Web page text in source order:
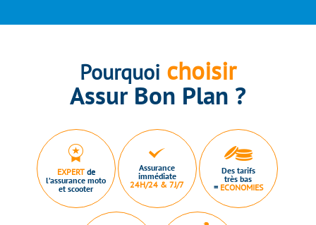
Pourquoi choisir
Assur Bon Plan ?
EXPERTde
l’assurance moto
et scooter
Assurance
immédiate
24H/24 & 7J/7
Des tarifs
très bas
= ECONOMIES